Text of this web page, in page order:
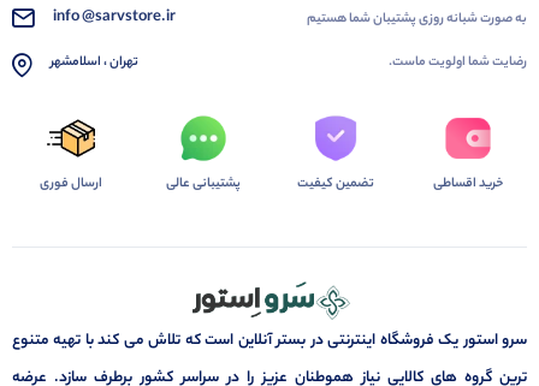
به صورت شبانه روزی پشتیبان شما هستیم
رضایت شما اولویت ماست.
info @sarvstore.ir
تهران ، اسلامشهر
خرید اقساطی تضمین کیفیت پشتیبانی عالی ارسال فوری
سرو استور یک فروشگاه اینترنتی در بستر آنلاین است که تلاش می کند با تهیه متنوع
ترین گروه های کالایی نیاز هموطنان عزیز را در سراسر کشور برطرف سازد. عرضه